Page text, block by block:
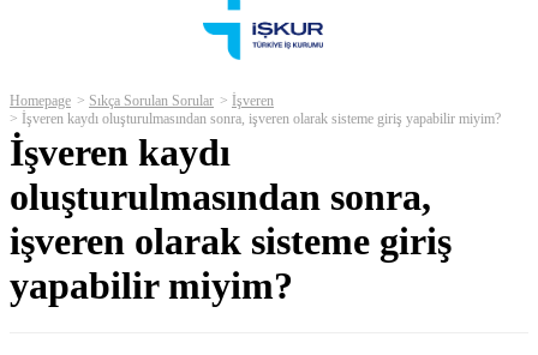
Homepage Sıkça Sorulan Sorular
İşveren
İşveren kaydı oluşturulmasından sonra, işveren olarak sisteme giriş yapabilir miyim?
İşveren kaydı
oluşturulmasından sonra,
işveren olarak sisteme giriş
yapabilir miyim?